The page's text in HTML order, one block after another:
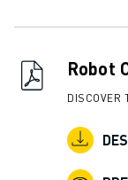
Robot
DISCOVER